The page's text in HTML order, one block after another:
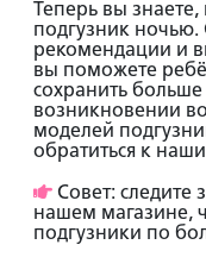
Теперь вы знаете,
подгузник ночью.
рекомендации и
вы поможете
сохранить
возникновении
моделей
обратиться к
Совет: следите
нашем магазине,
подгузники по